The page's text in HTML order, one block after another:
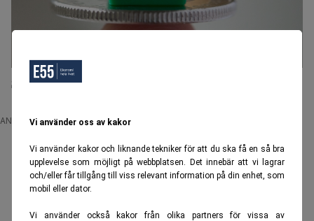
Vi använder oss av kakor
Vi använder kakor och liknande tekniker för att du ska få en så bra
upplevelse som möjligt på webbplatsen. Det innebär att vi lagrar
och/eller får tillgång till viss relevant information på din enhet, som
mobil eller dator.
Vi använder också kakor från olika partners för vissa av
Storbanker höjer rörlig bolåneränta
ANNONS